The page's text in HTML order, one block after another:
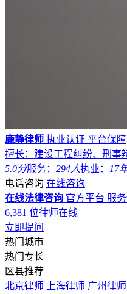
鹿静律师 执业认证 平台保障
擅长：建设工程纠纷、刑事
5.0分服务： 294人执业：
17
电话咨询 在线咨询
在线法律咨询 官方平台 服
6,381 位律师在线
立即提问
热门城市
热门专长
区县推荐
北京律师
上海律师 广州律师